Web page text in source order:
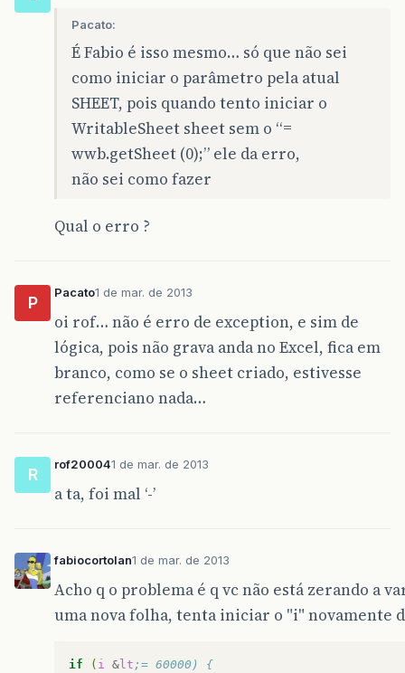
Pacato:
É Fabio é isso mesmo… só que não sei
como iniciar o parâmetro pela atual
SHEET, pois quando tento iniciar o
WritableSheet sheet sem o “=
wwb.getSheet (0);” ele da erro,
não sei como fazer
Qual o erro ?
P
Pacato1 de mar. de 2013
oi rof… não é erro de exception, e sim de
lógica, pois não grava anda no Excel, fica em
branco, como se o sheet criado, estivesse
referenciano nada…
R
rof200041 de mar. de 2013
a ta, foi mal ‘-’
fabiocortolan1 de mar. de 2013
Acho q o problema é q vc não está zerando a
uma nova folha, tenta iniciar o "i" novamente
if ( i &lt ;= 60000) {